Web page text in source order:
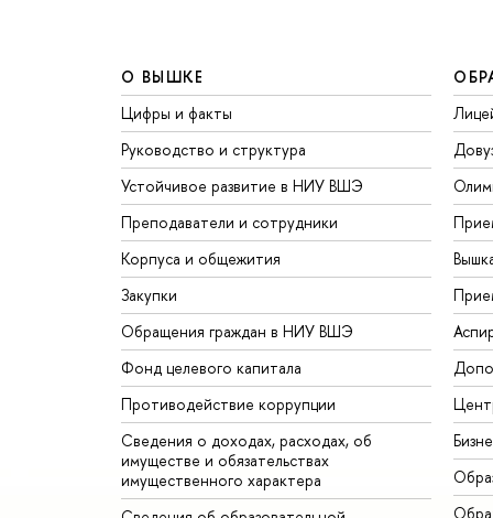
О ВЫШКЕ
Цифры и факты
Руководство и структура
Устойчивое развитие в НИУ ВШЭ
Преподаватели и сотрудники
Корпуса и общежития
Закупки
Обращения граждан в НИУ ВШЭ
Фонд целевого капитала
Противодействие коррупции
Сведения о доходах, расходах, об
имуществе и обязательствах
имущественного характера